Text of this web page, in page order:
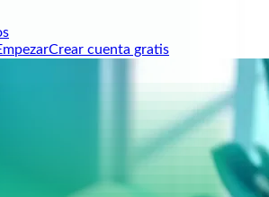
Crear cuenta gratis